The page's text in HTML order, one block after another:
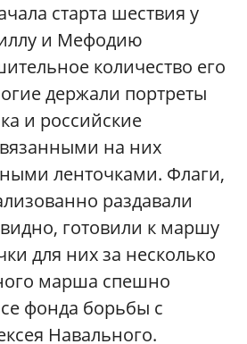
старта шествия у
и Мефодию
количество его
держали портреты
и российские
на них
ленточками. Флаги,
раздавали
готовили к маршу
для них за несколько
марша спешно
фонда борьбы с
Навального.